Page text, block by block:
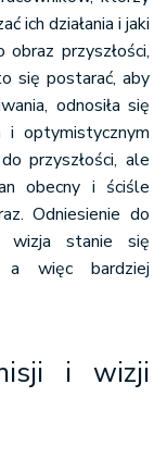
ich działania i jaki
przyszłości,
się postarać, aby
odnosiła się
optymistycznym
przyszłości, ale
obecny i ściśle
Odniesienie do
wizja stanie się
a więc bardziej
i wizji